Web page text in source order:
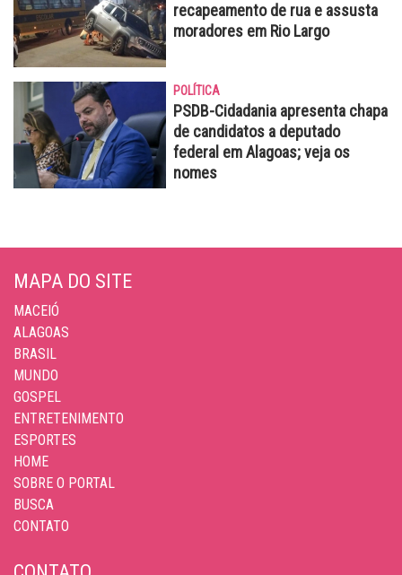
recapeamento de rua e assusta
moradores em Rio Largo
POLÍTICA
PSDB-Cidadania apresenta chapa
de candidatos a deputado
federal em Alagoas; veja os
nomes
MAPA DO SITE
MACEIÓ
ALAGOAS
BRASIL
MUNDO
GOSPEL
ENTRETENIMENTO
ESPORTES
HOME
SOBRE O PORTAL
BUSCA
CONTATO